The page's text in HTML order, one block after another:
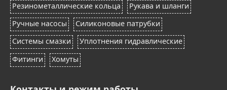
Резинометаллические кольца
Рукава и шланги
Ручные насосы
Силиконовые патрубки
Системы смазки
Уплотнения гидравлические
Фитинги
Хомуты